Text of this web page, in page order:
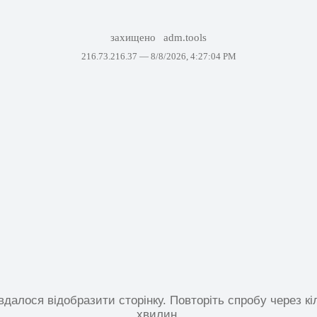
захищено adm.tools
216.73.216.37 — 8/8/2026, 4:27:04 PM
відобразити сторінку. Повторіть спробу через